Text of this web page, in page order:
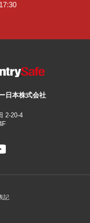
日本株式会社
2-20-4
記